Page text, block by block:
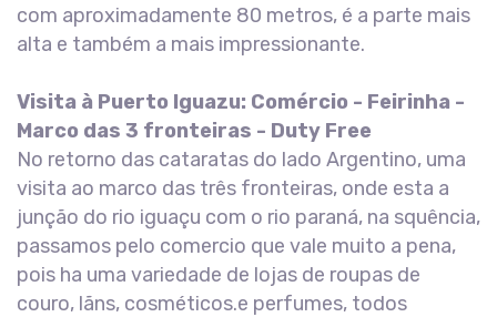
com aproximadamente 80 metros, é a parte mais
alta e também a mais impressionante.
Visita à Puerto lguazu: Comércio - Feirinha -
Marco das 3 fronteiras - Duty Free
No retorno das cataratas do lado Argentino, uma
visita ao marco das três fronteiras, onde esta a
junção do rio iguaçu com o rio paraná, na squência,
passamos pelo comercio que vale muito a pena,
pois ha uma variedade de lojas de roupas de
couro, lãns, cosméticos.e perfumes, todos